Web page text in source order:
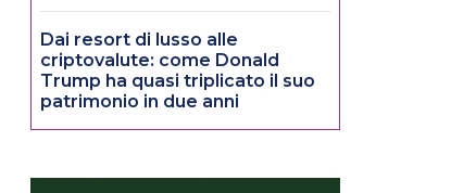
Dai resort di lusso alle
criptovalute: come Donald
Trump ha quasi triplicato il suo
patrimonio in due anni